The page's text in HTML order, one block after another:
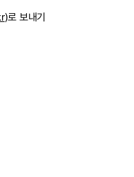
)로 보내기